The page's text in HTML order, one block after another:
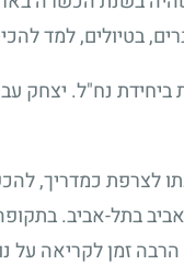
בטיולים, למד
נח"ל. יצחק
לצרפת כמדריך,
בתל-אביב.
זמן לקריאה על